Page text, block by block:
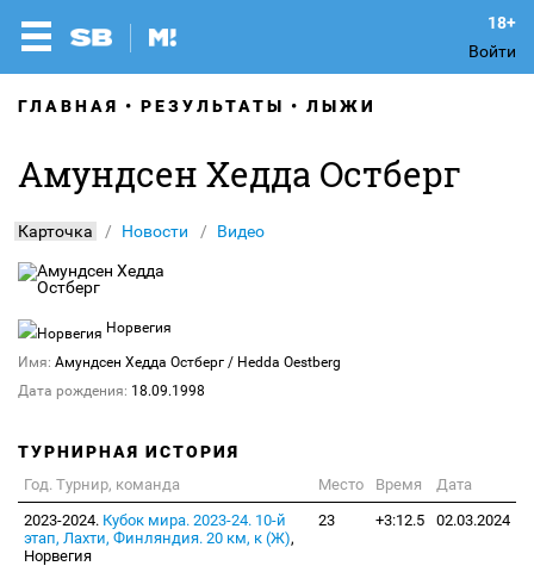
Войти
ГЛАВНАЯ РЕЗУЛЬТАТЫ ЛЫЖИ
Амундсен Хедда Остберг
Карточка Новости Видео
Норвегия
Имя: Амундсен Хедда Остберг / Hedda Oestberg
Дата рождения: 18.09.1998
ТУРНИРНАЯ ИСТОРИЯ
Год. Турнир, команда Место Время
Дата
2023-2024. Кубок мира. 2023-24. 10-й
этап, Лахти, Финляндия. 20 км, к (Ж),
Норвегия
23 +3:12.5 02.03.2024